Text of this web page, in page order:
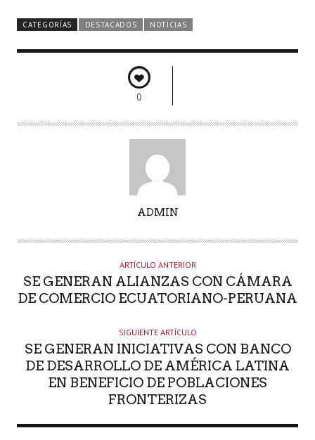
CATEGORÍAS DESTACADOS NOTICIAS
0
T
R
ADMIN
ARTÍCULO ANTERIOR
SE GENERAN ALIANZAS CON CÁMARA
DE COMERCIO ECUATORIANO-PERUANA
SIGUIENTE ARTÍCULO
SE GENERAN INICIATIVAS CON BANCO
DE DESARROLLO DE AMÉRICA LATINA
EN BENEFICIO DE POBLACIONES
FRONTERIZAS